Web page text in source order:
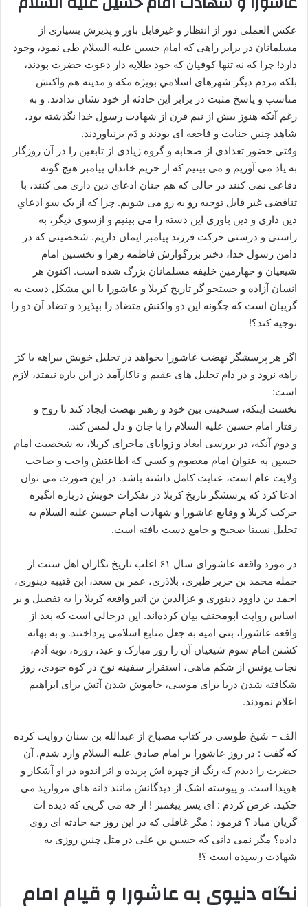
عکس العملی دور از انتظار و غیرقابل باور و پذیرش بسیاری از
مسلمانان در برابر راهی که امام حسین علیه السلام طی نمود، وجود
دارد! چرا که نه تنها کوفیان که خود طلایه دار دعوت حضرت بودند،
بلکه مردم دیگر شهرهای اسلامي بویژه مکه و مدینه هم واکنش
مناسب و پاسخ مثبت در برابر این حادثه از خود نشان ندادند. و به
رغم آنکه هنوز بیش از نیم قرن از شهادت رسول خدا نگذشته بود،
شاهد چنین جنایت و فاجعه اى بودند و دَم برنیاوردند.
وقتی حضور تعدادی از صحابه و گروه زیادی از تابعین را در آن روزگار
به یاد مى آوریم و مى بینیم که از حریم خاندان پیامبر هیچ گونه
دفاعی نمى کنند در حالى که هم چنان ادعاي دین دارى مى کنند، با
تناقضی غیر قابل توجیه رو به رو مى شویم. چرا که از یک سو ادعاي
دین دارى و دین باوری این دسته را مى بینیم و ازسوى دیگر، به
راستی و درستی حرکت فرزند پیامبر ایمان داریم. شخصیتی که در
دامن رسول خدا، دختر بزرگوارش فاطمه زهرا و نخستین امام
شیعیان و چهارمین خلیفه مسلمانان بزرگ شده است. اکنون هر
انسان آزاده و جستجو گر تاریخ کربلا و عاشورا با این مشکل دست به
گریبان است که چگونه این دو واکنش متضاد را بپذیرد و تضاد آن دو را
توجیه کند؟!
اگر هر پرسشگر نهضت عاشورا بخواهد در تحلیل خویش بیراهه یا کژ
راهه نرود و در دام تحلیل هاى عقیم و ناکارآمد در این باره نیفتد، لازم
است:
نخست اینکه، سنخیتى بین خود و رهبر نهضت ایجاد کند تا روح و
رفتار امام حسین علیه السلام را با جان و دل لمس کند.
و دوم آنکه، در بررسی ابعاد و زوایای ماجرای کربلا، به شخصیت امام
حسین به عنوان امام معصوم و کسى که اطاعتش واجب و صاحب
ولایت عام است، عنایت کامل داشته باشد. در این صورت مى توان
ادعا کرد که پرسشگر تاریخ کربلا در تفکرات خویش درباره انگیزه
حرکت کربلا و وقایع عاشورا و شهادت امام حسین علیه السلام به
تحلیل نسبتا صحیح و جامع دست یافته است.
در مورد واقعه عاشورای سال ۶۱ اغلب تاریخ نگاران اهل سنت از
جمله محمد بن جریر طبری، بلاذری، عمر بن سعد، ابن قتیبه دینوری،
احمد بن داوود دینوری و عزالدین بن اثیر واقعه کربلا را به تفصیل و بر
اساس روایت ابومخنف بیان کرده‌اند. این درحالی است که بعد از
واقعه عاشورا، بنی امیه به جعل منابع اسلامی پرداختند. و به بهانه
کشتن امام سوم شیعیان آن را روز مبارک و عید، روزه، توبه آدم،
نجات یونس از شکم ماهی، استقرار سفینه نوح در کوه جودی، روز
شکافته شدن دریا برای موسی، خاموش شدن آتش برای ابراهیم
اعلام نمودند.
الف – شیخ طوسی در کتاب مصباح از عبدالله بن سنان روایت کرده
که گفت : در روز عاشورا بر امام صادق علیه السلام وارد شدم. آن
حضرت را دیدم که رنگ از چهره اش پریده و اثر اندوه در او آشکار و
هویدا است. و پیوسته اشک از دیدگانش مانند دانه های مروارید می
چکید. عرض کردم : ای پسر پیغمبر ! از چه می گریی که دیده ات
گریان مباد ؟ فرمود : مگر غافلی که در این روز چه حادثه ای روی
داده؟ مگر نمی دانی که حسین بن علی در مثل چنین روزی به
شهادت رسیده است ؟!
نگاه دنیوی به عاشورا و قیام امام